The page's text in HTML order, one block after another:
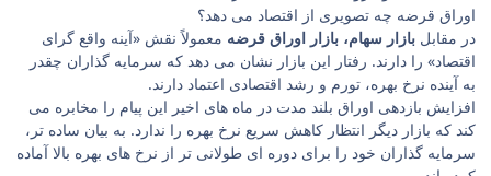
اوراق قرضه چه تصویری از اقتصاد می ‌دهد؟
در مقابل بازار سهام، بازار اوراق قرضه معمولاً نقش «آینه واقع ‌گرای
اقتصاد» را دارند. رفتار این بازار نشان می‌ دهد که سرمایه‌ گذاران چقدر
به آینده نرخ بهره، تورم و رشد اقتصادی اعتماد دارند.
افزایش بازدهی اوراق بلند مدت در ماه‌ های اخیر این پیام را مخابره می
‌کند که بازار دیگر انتظار کاهش سریع نرخ بهره را ندارد. به بیان ساده ‌تر،
سرمایه ‌گذاران خود را برای دوره ‌ای طولانی ‌تر از نرخ‌ های بهره بالا آماده